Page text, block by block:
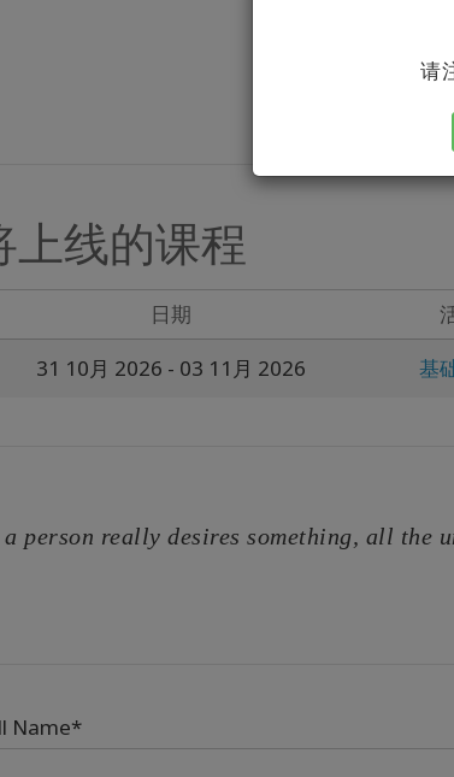
请
Let's get
上线的课程
日期
31 10月 2026 - 03 11月 2026 基
a person really desires something, all the
Name*